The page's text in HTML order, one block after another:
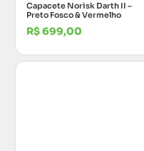
Capacete Norisk Darth II –
Preto Fosco & Vermelho
R$699,00